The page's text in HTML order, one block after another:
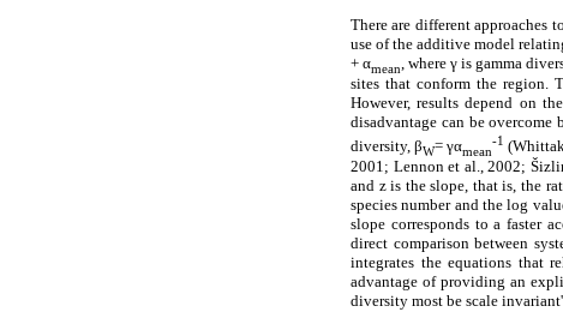
There are different approaches
use of the additive model
+ αmean , where γ is gamma
sites that conform the region.
However, results depend on
disadvantage can be
diversity, βW= γαmean
-1
2001; Lennon et al., 2002;
and z is the slope, that is, the
species number and the log
slope corresponds to a faster
direct comparison between
integrates the equations that
advantage of providing an
diversity most be scale